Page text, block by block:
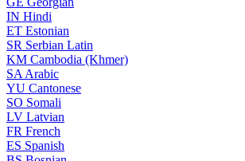
IN Hindi
ET Estonian
SR Serbian Latin
KM Cambodia (Khmer)
SA Arabic
YU Cantonese
SO Somali
LV Latvian
FR French
ES Spanish